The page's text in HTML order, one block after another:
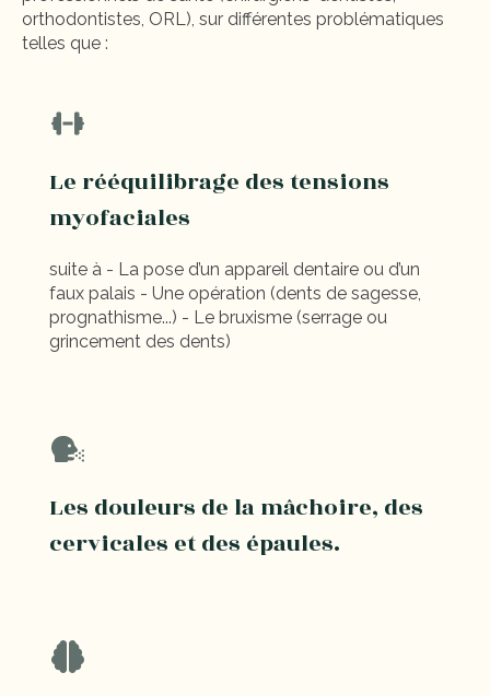
orthodontistes, ORL), sur différentes problématiques
telles que :
Le rééquilibrage des tensions
myofaciales
suite à - La pose d’un appareil dentaire ou d’un
faux palais - Une opération (dents de sagesse,
prognathisme...) - Le bruxisme (serrage ou
grincement des dents)
Les douleurs de la mâchoire, des
cervicales et des épaules.